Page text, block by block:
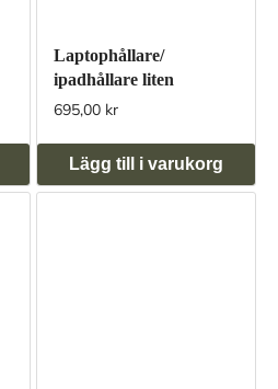
Laptophållare/
ipadhållare liten
695,00 kr
Lägg till i varukorg